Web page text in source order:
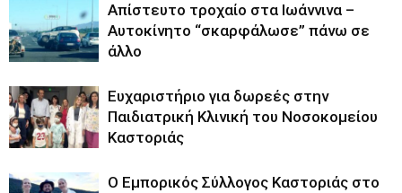
Απίστευτο τροχαίο στα Ιωάννινα –
Αυτοκίνητο “σκαρφάλωσε” πάνω σε
άλλο
Ευχαριστήριο για δωρεές στην
Παιδιατρική Κλινική του Νοσοκομείου
Καστοριάς
Ο Εμπορικός Σύλλογος Καστοριάς στο